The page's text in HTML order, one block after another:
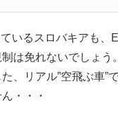
いるスロバキアも、
は免れないでしょう。
、リアル”空飛ぶ車”
・・・